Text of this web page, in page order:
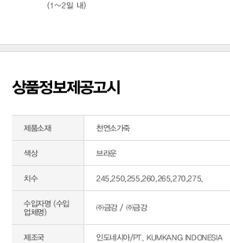
(1~2일 내)
상품정보제공고시
제품소재 천연소가죽
색상 브라운
치수 245,250,255,260,265,270,275,
수입자명 (수입
업체명)
㈜금강 / ㈜금강
제조국 인도네시아/PT. KUMKANG INDONESIA